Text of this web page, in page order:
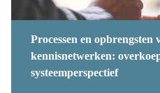
Processen en opbrengsten
kennisnetwerken:
systeemperspectief